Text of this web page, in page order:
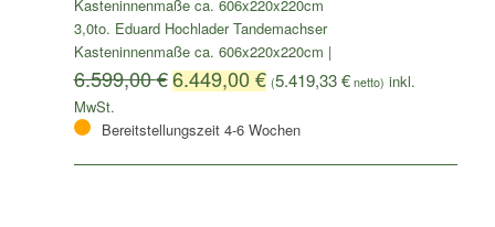
3,0to. Eduard Hochlader Tandemachser
Kasteninnenmaße ca. 606x220x220cm |
6.599,00€6.449,00€ (5.419,33€netto)
Bereitstellungszeit 4-6 Wochen